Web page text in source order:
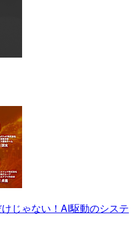
じゃない！AI駆動のシステ